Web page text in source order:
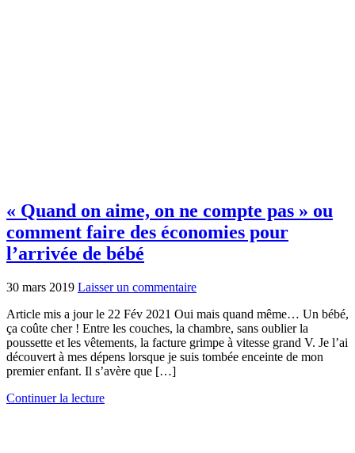
« Quand on aime, on ne compte pas » ou
comment faire des économies pour
l’arrivée de bébé
30 mars 2019 Laisser un commentaire
Article mis a jour le 22 Fév 2021 Oui mais quand même… Un bébé,
ça coûte cher ! Entre les couches, la chambre, sans oublier la
poussette et les vêtements, la facture grimpe à vitesse grand V. Je l’ai
découvert à mes dépens lorsque je suis tombée enceinte de mon
premier enfant. Il s’avère que […]
Continuer la lecture